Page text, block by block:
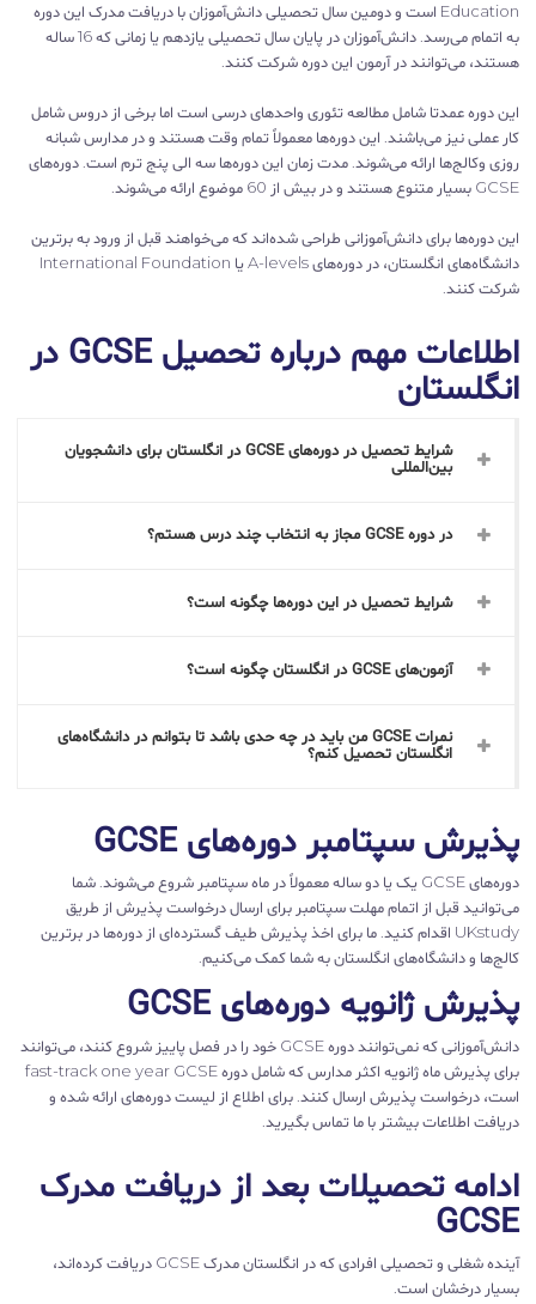
Education است و دومین سال تحصیلی دانش‌آموزان با دریافت مدرک این دوره
به اتمام می‌رسد. دانش‌آموزان در پایان سال تحصیلی یازدهم یا زمانی که 16 ساله
هستند، می‌توانند در آرمون این دوره شرکت کنند.
این دوره عمدتا شامل مطالعه تئوری واحدهای درسی است اما برخی از دروس شامل
کار عملی نیز می‌باشند. این دوره‌ها معمولاً تمام وقت هستند و در مدارس شبانه
روزی وکالج‌ها ارائه می‌شوند. مدت زمان این دوره‌ها سه الی پنج ترم است. دوره‌های
GCSE بسیار متنوع هستند و در بیش از 60 موضوع ارائه می‌شوند.
این دوره‌ها برای دانش‌آموزانی طراحی شده‌اند که می‌خواهند قبل از ورود به برترین
دانشگاه‌های انگلستان، در دوره‌های A-levels یا International Foundation
شرکت کنند.
اطلاعات مهم درباره تحصیل GCSE در
انگلستان
شرایط تحصیل در دوره‌های GCSE در انگلستان برای دانشجویان
بین‌المللی
در دوره GCSE مجاز به انتخاب چند درس هستم؟
شرایط تحصیل در این دوره‌ها چگونه است؟
آزمون‌های GCSE در انگلستان چگونه است؟
نمرات GCSE من باید در چه حدی باشد تا بتوانم در دانشگاه‌های
انگلستان تحصیل کنم؟
پذیرش سپتامبر دوره‌های GCSE
دوره‌های GCSE یک یا دو ساله معمولاً در ماه سپتامبر شروع می‌شوند. شما
می‌توانید قبل از اتمام مهلت سپتامبر برای ارسال درخواست پذیرش از طریق
UKstudy اقدام کنید. ما برای اخذ پذیرش طیف گسترده‌ای از دوره‌‌ها در برترین
کالج‌ها و دانشگاه‌های انگلستان به شما کمک می‌کنیم.
پذیرش ژانویه دوره‌های GCSE
دانش‌آموزانی که نمی‌توانند دوره GCSE خود را در فصل پاییز شروع کنند، می‌توانند
برای پذیرش ماه ژانویه اکثر مدارس که شامل دوره fast-track one year GCSE
است، درخواست پذیرش ارسال کنند. برای اطلاع از لیست دوره‌های ارائه شده و
دریافت اطلاعات بیشتر با ما تماس بگیرید.
ادامه تحصیلات بعد از دریافت مدرک
GCSE
آینده شغلی و تحصیلی افرادی که در انگلستان مدرک GCSE دریافت کرده‌اند،
بسیار درخشان است.